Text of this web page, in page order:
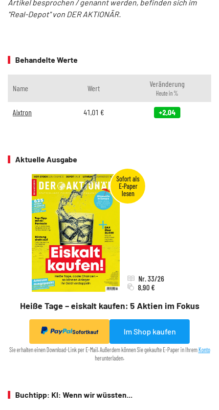
Artikel besprochen / genannt werden, befinden sich im
"Real-Depot" von DER AKTIONÄR.
Behandelte Werte
Name Wert Veränderung
Heute in %
Aixtron 41,01 € +2,04
Aktuelle Ausgabe
Heiße Tage – eiskalt kaufen: 5 Aktien im Fokus
Nr. 33/26
8,90 €
Sofortkauf Im Shop kaufen
Sie erhalten einen Download-Link per E-Mail. Außerdem können Sie gekaufte E-Paper in Ihrem Konto
herunterladen.
Buchtipp: KI: Wenn wir wüssten...